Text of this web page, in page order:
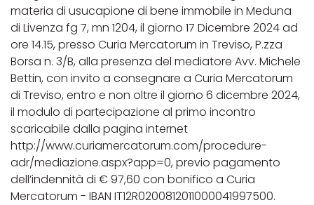
materia di usucapione di bene immobile in Meduna
di Livenza fg 7, mn 1204, il giorno 17 Dicembre 2024 ad
ore 14.15, presso Curia Mercatorum in Treviso, P.zza
Borsa n. 3/B, alla presenza del mediatore Avv. Michele
Bettin, con invito a consegnare a Curia Mercatorum
di Treviso, entro e non oltre il giorno 6 dicembre 2024,
il modulo di partecipazione al primo incontro
scaricabile dalla pagina internet
http://www.curiamercatorum.com/procedure-
adr/mediazione.aspx?app=0, previo pagamento
dell’indennità di € 97,60 con bonifico a Curia
Mercatorum - IBAN IT12R0200812011000041997500.